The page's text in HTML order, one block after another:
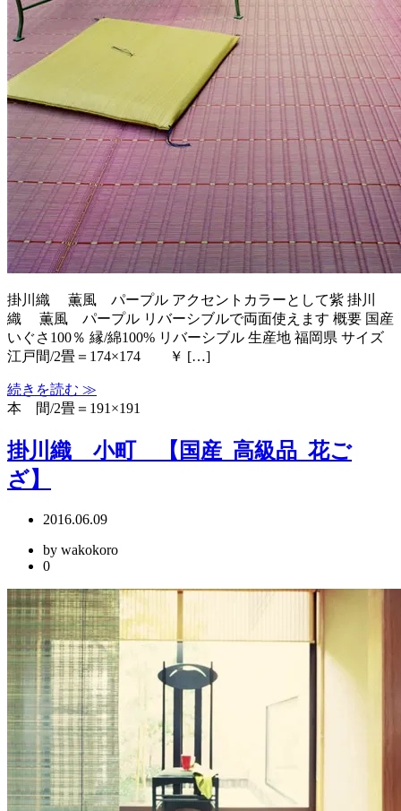
掛川織 薫風 パープル アクセントカラーとして紫 掛川
織 薫風 パープル リバーシブルで両面使えます 概要 国産
いぐさ100％ 縁/綿100% リバーシブル 生産地 福岡県 サイズ
江戸間/2畳＝174×174 ￥ […]
続きを読む ≫
本 間/2畳＝191×191
掛川織 小町 【国産_高級品_花ご
ざ】
2016.06.09
by wakokoro
0